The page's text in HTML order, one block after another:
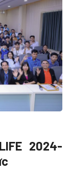
2024-